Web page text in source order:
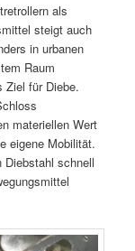
als
steigt auch
in urbanen
Raum
Ziel für Diebe.
materiellen Wert
eigene Mobilität.
Diebstahl schnell